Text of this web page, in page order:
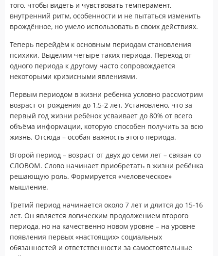
того, чтобы видеть и чувствовать темперамент,
внутренний ритм, особенности и не пытаться изменить
врождённое, но умело использовать в своих действиях.
Теперь перейдём к основным периодам становления
психики. Выделим четыре таких периода. Переход от
одного периода к другому часто сопровождается
некоторыми кризисными явлениями.
Первым периодом в жизни ребенка условно рассмотрим
возраст от рождения до 1,5-2 лет. Установлено, что за
первый год жизни ребёнок усваивает до 80% от всего
объёма информации, которую способен получить за всю
жизнь. Отсюда – особая важность этого периода.
Второй период – возраст от двух до семи лет – связан со
СЛОВОМ. Слово начинает приобретать в жизни ребёнка
решающую роль. Формируется «человеческое»
мышление.
Третий период начинается около 7 лет и длится до 15-16
лет. Он является логическим продолжением второго
периода, но на качественно новом уровне – на уровне
появления первых «настоящих» социальных
обязанностей и ответственности за самостоятельные